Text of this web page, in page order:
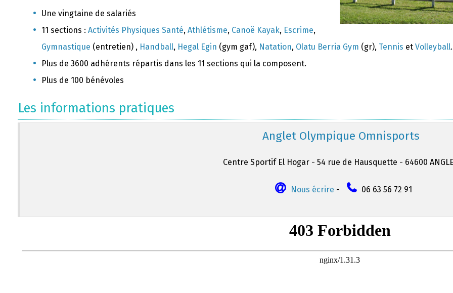
Une vingtaine de salariés
11 sections : Activités Physiques Santé, Athlétisme, Canoë Kayak, Escrime,
Gymnastique (entretien) , Handball, Hegal Egin (gym gaf), Natation, Olatu Berria Gym (gr), Tennis et Volleyball.
Plus de 3600 adhérents répartis dans les 11 sections qui la composent.
Plus de 100 bénévoles
Les informations pratiques
Anglet Olympique Omnisports
Centre Sportif El Hogar - 54 rue de Hausquette - 64600
Nous écrire - 06 63 56 72 91